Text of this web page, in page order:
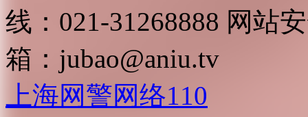
线：021-31268888 网站
箱： jubao@aniu.tv
上海网警网络110